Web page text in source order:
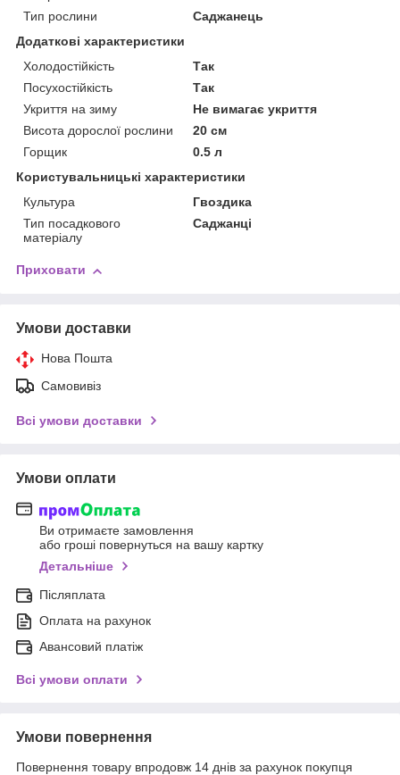
Тип рослини
Саджанець
Додаткові характеристики
Холодостійкість
Так
Посухостійкість
Так
Укриття на зиму
Не вимагає укриття
Висота дорослої рослини
20 см
Горщик
0.5 л
Користувальницькі характеристики
Культура
Гвоздика
Тип посадкового
матеріалу
Саджанці
Приховати
Умови доставки
Нова Пошта
Самовивіз
Всі умови доставки
Умови оплати
Ви отримаєте замовлення
або гроші повернуться на вашу картку
Детальніше
Післяплата
Оплата на рахунок
Авансовий платіж
Всі умови оплати
Умови повернення
Повернення товару впродовж 14 днів за рахунок покупця